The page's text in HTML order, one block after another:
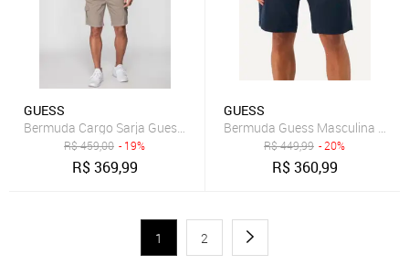
GUESS
Bermuda Cargo Sarja Guess Verde Claro
R$459,00 - 19%
R$369,99
GUESS
Bermuda Guess Masculina
R$449,99 - 20%
R$360,99
1 2